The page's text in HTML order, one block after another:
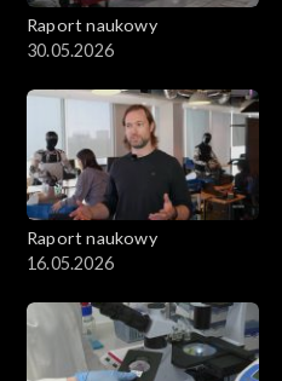
Raport naukowy
30.05.2026
Raport naukowy
16.05.2026